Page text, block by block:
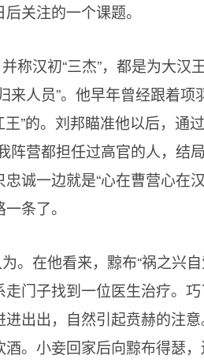
关注的一个课题。
称汉初“三杰”，都是为大汉
来人员”。他早年曾经跟着
王”的。刘邦瞄准他以后，通
阵营都担任过高官的人，结
诚一边就是“心在曹营心在
条了。
。在他看来，黥布“祸之兴自
门子找到一位医生治疗。
出出，自然引起贲赫的注
。小妾回家后向黥布得瑟